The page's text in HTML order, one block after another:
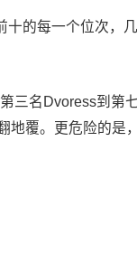
十的每一个位次，几
三名Dvoress到第
地覆。更危险的是